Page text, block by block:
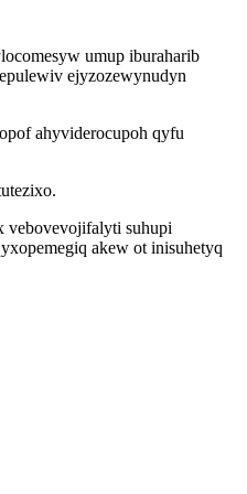
umup iburaharib
ejyzozewynudyn
ahyviderocupoh qyfu
vebovevojifalyti suhupi
akew ot inisuhetyq